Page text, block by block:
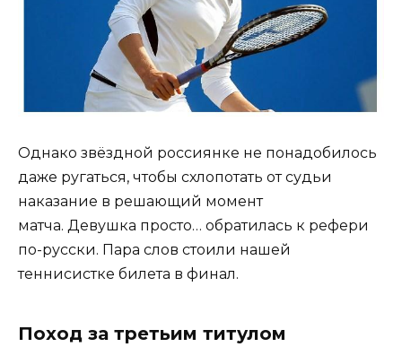
Однако звёздной россиянке не понадобилось
даже ругаться, чтобы схлопотать от судьи
наказание в решающий момент
матча. Девушка просто… обратилась к рефери
по-русски. Пара слов стоили нашей
теннисистке билета в финал.
Поход за третьим титулом